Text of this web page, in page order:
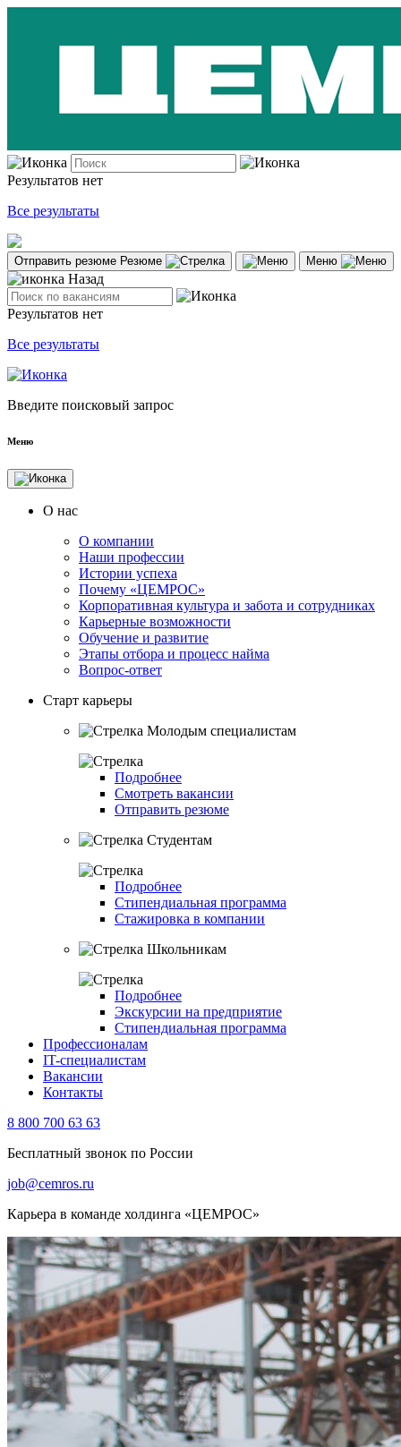
Результатов нет
Все результаты
Отправить резюме Резюме Меню
Назад
Результатов нет
Все результаты
Введите поисковый запрос
Меню
О нас
О компании
Наши профессии
Истории успеха
Почему «ЦЕМРОС»
Корпоративная культура и забота и сотрудниках
Карьерные возможности
Обучение и развитие
Этапы отбора и процесс найма
Вопрос-ответ
Старт карьеры
Молодым специалистам
Подробнее
Смотреть вакансии
Отправить резюме
Студентам
Подробнее
Стипендиальная программа
Стажировка в компании
Школьникам
Подробнее
Экскурсии на предприятие
Стипендиальная программа
Профессионалам
IT-специалистам
Вакансии
Контакты
8 800 700 63 63
Бесплатный звонок по России
job@cemros.ru
Карьера в команде холдинга «ЦЕМРОС»